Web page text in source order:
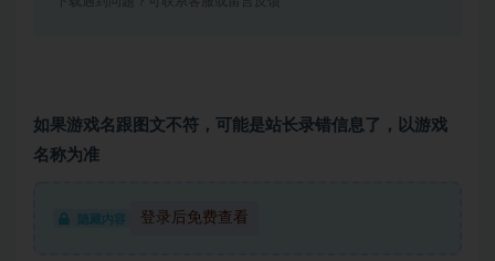
如果游戏名跟图文不符，可能是站长录错信息了，以游戏
名称为准
隐藏内容 登录后免费查看